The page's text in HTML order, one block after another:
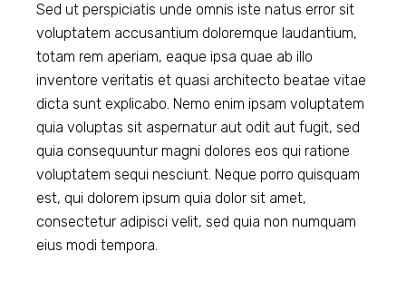
Sed ut perspiciatis unde omnis iste natus error sit
voluptatem accusantium doloremque laudantium,
totam rem aperiam, eaque ipsa quae ab illo
inventore veritatis et quasi architecto beatae vitae
dicta sunt explicabo. Nemo enim ipsam voluptatem
quia voluptas sit aspernatur aut odit aut fugit, sed
quia consequuntur magni dolores eos qui ratione
voluptatem sequi nesciunt. Neque porro quisquam
est, qui dolorem ipsum quia dolor sit amet,
consectetur adipisci velit, sed quia non numquam
eius modi tempora.